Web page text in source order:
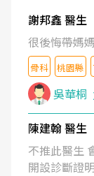
謝邦鑫 醫生
很後悔帶媽
骨科 桃園縣
吳華桐
陳建翰 醫生
不推此醫生
開設診斷證